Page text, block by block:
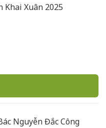
Khai Xuân 2025
Nguyễn Đắc Công